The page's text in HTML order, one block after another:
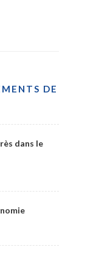
DE
dans le